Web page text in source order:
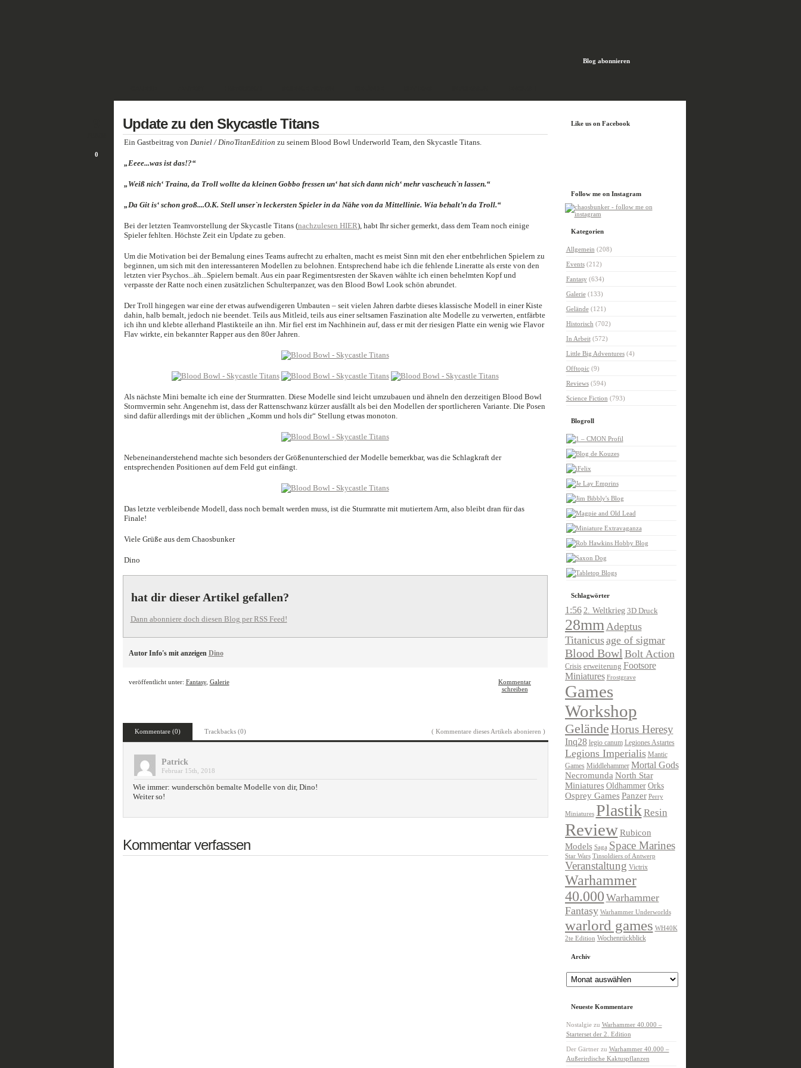
Blog abonnieren
0
Update zu den Skycastle Titans
Ein Gastbeitrag von Daniel / DinoTitanEdition zu seinem Blood Bowl Underworld Team, den Skycastle Titans.
„Eeee...was ist das!?“
„Weiß nich‘ Traina, da Troll wollte da kleinen Gobbo fressen un‘ hat sich dann nich‘ mehr vascheuch`n lassen.“
„Da Git is‘ schon groß....O.K. Stell unser`n leckersten Spieler in da Nähe von da Mittellinie. Wia behalt’n da Troll.“
Bei der letzten Teamvorstellung der Skycastle Titans (nachzulesen HIER), habt Ihr sicher gemerkt, dass dem Team noch einige
Spieler fehlten. Höchste Zeit ein Update zu geben.
Um die Motivation bei der Bemalung eines Teams aufrecht zu erhalten, macht es meist Sinn mit den eher entbehrlichen Spielern zu
beginnen, um sich mit den interessanteren Modellen zu belohnen. Entsprechend habe ich die fehlende Lineratte als erste von den
letzten vier Psychos...äh...Spielern bemalt. Aus ein paar Regimentsresten der Skaven wählte ich einen behelmten Kopf und
verpasste der Ratte noch einen zusätzlichen Schulterpanzer, was den Blood Bowl Look schön abrundet.
Der Troll hingegen war eine der etwas aufwendigeren Umbauten – seit vielen Jahren darbte dieses klassische Modell in einer Kiste
dahin, halb bemalt, jedoch nie beendet. Teils aus Mitleid, teils aus einer seltsamen Faszination alte Modelle zu verwerten, entfärbte
ich ihn und klebte allerhand Plastikteile an ihn. Mir fiel erst im Nachhinein auf, dass er mit der riesigen Platte ein wenig wie Flavor
Flav wirkte, ein bekannter Rapper aus den 80er Jahren.
Als nächste Mini bemalte ich eine der Sturmratten. Diese Modelle sind leicht umzubauen und ähneln den derzeitigen Blood Bowl
Stormvermin sehr. Angenehm ist, dass der Rattenschwanz kürzer ausfällt als bei den Modellen der sportlicheren Variante. Die Posen
sind dafür allerdings mit der üblichen „Komm und hols dir“ Stellung etwas monoton.
Nebeneinanderstehend machte sich besonders der Größenunterschied der Modelle bemerkbar, was die Schlagkraft der
entsprechenden Positionen auf dem Feld gut einfängt.
Das letzte verbleibende Modell, dass noch bemalt werden muss, ist die Sturmratte mit mutiertem Arm, also bleibt dran für das
Finale!
Viele Grüße aus dem Chaosbunker
Dino
hat dir dieser Artikel gefallen?
Dann abonniere doch diesen Blog per RSS Feed!
Autor Info's mit anzeigen Dino
veröffentlicht unter: Fantasy, Galerie
Kommentar
schreiben
Kommentare (0) Trackbacks (0) ( Kommentare dieses Artikels abonieren )
Patrick
Februar 15th, 2018
Wie immer: wunderschön bemalte Modelle von dir, Dino!
Weiter so!
Kommentar verfassen
Like us on Facebook
Follow me on Instagram
Kategorien
Allgemein (208)
Events(212)
Fantasy(634)
Galerie(133)
Gelände(121)
Historisch (702)
In Arbeit(572)
Little Big Adventures(4)
Offtopic(9)
Reviews(594)
Science Fiction (793)
Blogroll
Schlagwörter
1:56 2. Weltkrieg 3D Druck
28mmAdeptus
Titanicusage of sigmar
Blood Bowl Bolt Action
Crisis erweiterung Footsore
Miniatures Frostgrave
Games
Workshop
GeländeHorus Heresy
Inq28 legio canum Legiones Astartes
Legions Imperialis Mantic
Games Middlehammer Mortal Gods
Necromunda North Star
Miniatures Oldhammer Orks
Osprey Games Panzer Perry
Miniatures Plastik Resin
Review Rubicon
Models Saga Space Marines
Star Wars Tinsoldiers of Antwerp
Veranstaltung Victrix
Warhammer
40.000 Warhammer
Fantasy Warhammer Underworlds
warlord games WH40K
2te Edition Wochenrückblick
Archiv
Neueste Kommentare
Nostalgiezu Warhammer 40.000 –
Starterset der 2. Edition
Der Gärtnerzu Warhammer 40.000 –
Außerirdische Kaktuspflanzen